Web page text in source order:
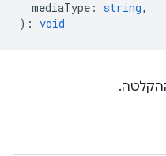
mediaType : string,
) : void